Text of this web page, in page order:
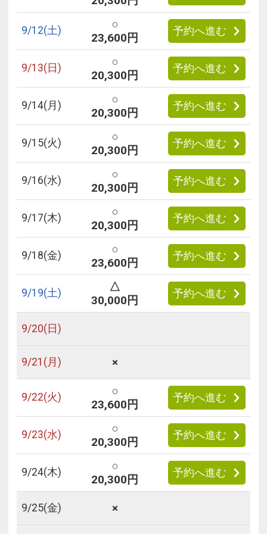
9/12(土)
○
23,600円
予約へ進む
9/13(日)
○
20,300円
予約へ進む
9/14(月)
○
20,300円
予約へ進む
9/15(火)
○
20,300円
予約へ進む
9/16(水)
○
20,300円
予約へ進む
9/17(木)
○
20,300円
予約へ進む
9/18(金)
○
23,600円
予約へ進む
9/19(土)
△
30,000円
予約へ進む
9/20(日)
9/21 (月) ×
9/22(火)
○
23,600円
予約へ進む
9/23(水)
○
20,300円
予約へ進む
9/24(木)
○
20,300円
予約へ進む
9/25(金) ×